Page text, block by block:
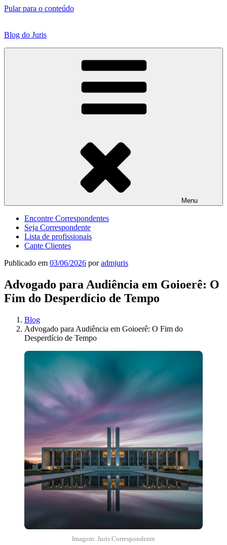
Pular para o conteúdo
Blog do Juris
Menu
Encontre Correspondentes
Seja Correspondente
Lista de profissionais
Capte Clientes
Publicado em 03/06/2026 poradmjuris
Advogado para Audiência em Goioerê: O
Fim do Desperdício de Tempo
Blog
Advogado para Audiência em Goioerê: O Fim do
Desperdício de Tempo
Imagem: Juris Correspondente